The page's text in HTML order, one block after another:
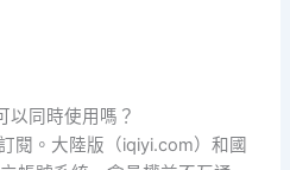
以同時使用嗎？
閱。大陸版（iqiyi.com）和國